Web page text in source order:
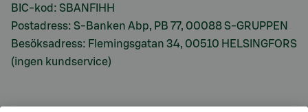
BIC-kod: SBANFIHH
Postadress: S-Banken Abp, PB 77, 00088 S-GRUPPEN
Besöksadress: Flemingsgatan 34, 00510 HELSINGFORS
(ingen kundservice)